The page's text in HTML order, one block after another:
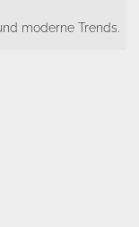
moderne Trends.